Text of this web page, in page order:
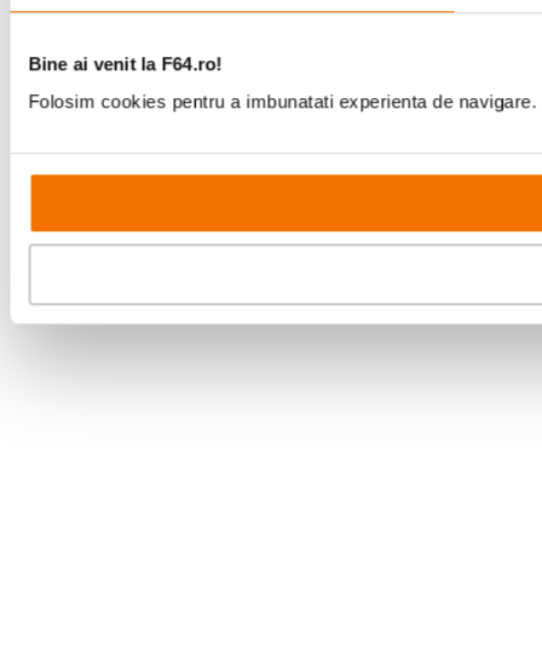
Bine ai venit la F64.ro!
Folosim cookies pentru a imbunatati experienta de